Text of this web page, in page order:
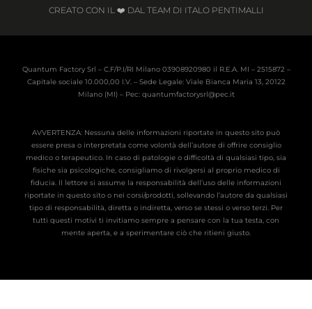
CREATO CON IL ❤️ DAL TEAM DI ITALO PENTIMALLI
Quantum Factory Srl – C.F/P.I/RI Milano 03908920980 il R.E.A. MI – 2515872 –
Capitale sociale 10.000,00 I.V. – Sede Legale: Viale Bianca Maria 13, 20122
Milano (MI) – Pec: quantumfactorysrl@pec.it
AVVERTENZA: Nessuna delle informazioni riportate in questo sito può
essere presa o interpretata come volontà dell’autore di offrire consiglio
medico o terapeutico. In caso di patologie o difficoltà di qualsiasi tipo, sia
fisiche sia psicologiche, consigliamo di rivolgersi al proprio medico di
fiducia. Il lettore si assume la responsabilità dell’uso delle informazioni
riportate in questo sito o nei corsi/prodotti, sollevando l’autore da qualsiasi
tipo di responsabilità, diretta o indiretta, verso se stessi o verso terzi. Per
tutti questi motivi ti invitiamo sempre a pensare con la tua testa, con
mente aperta, e a sperimentare ciò che ritieni giusto.